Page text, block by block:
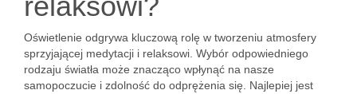
Oświetlenie odgrywa kluczową rolę w tworzeniu atmosfery
sprzyjającej medytacji i relaksowi. Wybór odpowiedniego
rodzaju światła może znacząco wpłynąć na nasze
samopoczucie i zdolność do odprężenia się. Najlepiej jest